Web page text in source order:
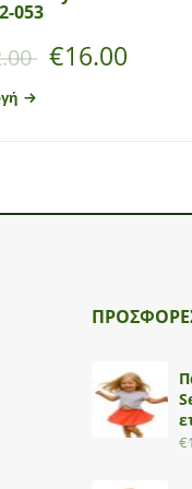
053
€16.00
€